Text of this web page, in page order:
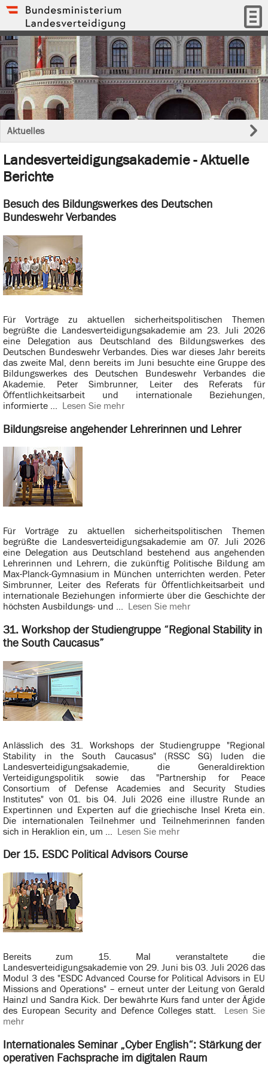
Aktuelles
Landesverteidigungsakademie - Aktuelle
Berichte
Besuch des Bildungswerkes des Deutschen
Bundeswehr Verbandes
Für Vorträge zu aktuellen sicherheitspolitischen Themen
begrüßte die Landesverteidigungsakademie am 23. Juli 2026
eine Delegation aus Deutschland des Bildungswerkes des
Deutschen Bundeswehr Verbandes. Dies war dieses Jahr bereits
das zweite Mal, denn bereits im Juni besuchte eine Gruppe des
Bildungswerkes des Deutschen Bundeswehr Verbandes die
Akademie. Peter Simbrunner, Leiter des Referats für
Öffentlichkeitsarbeit und internationale Beziehungen,
informierte ... Lesen Sie mehr
Bildungsreise angehender Lehrerinnen und Lehrer
Für Vorträge zu aktuellen sicherheitspolitischen Themen
begrüßte die Landesverteidigungsakademie am 07. Juli 2026
eine Delegation aus Deutschland bestehend aus angehenden
Lehrerinnen und Lehrern, die zukünftig Politische Bildung am
Max-Planck-Gymnasium in München unterrichten werden. Peter
Simbrunner, Leiter des Referats für Öffentlichkeitsarbeit und
internationale Beziehungen informierte über die Geschichte der
höchsten Ausbildungs- und ... Lesen Sie mehr
31. Workshop der Studiengruppe “Regional Stability in
the South Caucasus”
Anlässlich des 31. Workshops der Studiengruppe "Regional
Stability in the South Caucasus" (RSSC SG) luden die
Landesverteidigungsakademie, die Generaldirektion
Verteidigungspolitik sowie das "Partnership for Peace
Consortium of Defense Academies and Security Studies
Institutes" von 01. bis 04. Juli 2026 eine illustre Runde an
Expertinnen und Experten auf die griechische Insel Kreta ein.
Die internationalen Teilnehmer und Teilnehmerinnen fanden
sich in Heraklion ein, um ... Lesen Sie mehr
Der 15. ESDC Political Advisors Course
Bereits zum 15. Mal veranstaltete die
Landesverteidigungsakademie von 29. Juni bis 03. Juli 2026 das
Modul 3 des "ESDC Advanced Course for Political Advisors in EU
Missions and Operations" – erneut unter der Leitung von Gerald
Hainzl und Sandra Kick. Der bewährte Kurs fand unter der Ägide
des European Security and Defence Colleges statt. Lesen Sie
mehr
Internationales Seminar „Cyber English“: Stärkung der
operativen Fachsprache im digitalen Raum